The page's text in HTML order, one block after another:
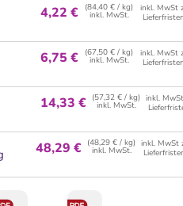
4,22 € (84,40 € / kg)
inkl. MwSt.
inkl. MwSt
6,75 € (67,50 € / kg)
inkl. MwSt.
inkl. MwSt
14,33 € (57,32 € / kg)
inkl. MwSt.
inkl.
48,29 € (48,29 € / kg)
inkl. MwSt.
inkl. MwSt